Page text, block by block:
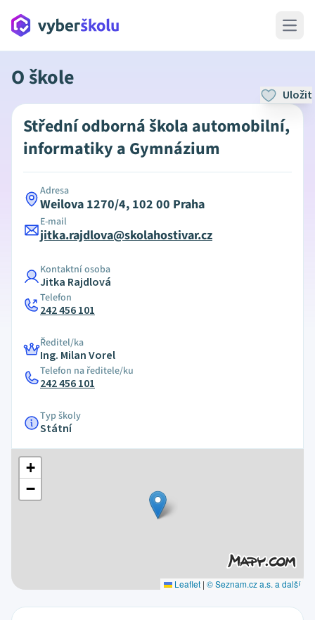
Open
O škole
Uložit
Střední odborná škola automobilní,
informatiky a Gymnázium
Adresa
Weilova 1270/4, 102 00 Praha
E-mail
jitka.rajdlova@skolahostivar.cz
Kontaktní osoba
Jitka Rajdlová
Telefon
242 456 101
Ředitel/ka
Ing. Milan Vorel
Telefon na ředitele/ku
242 456 101
Typ školy
Státní
+
−
Leaflet | © Seznam.cz a.s. a další